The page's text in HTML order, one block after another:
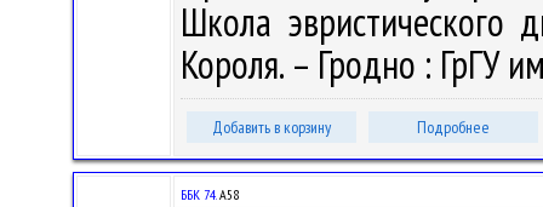
Школа
Короля. – Гродно : ГрГУ
Добавить в корзину Подробнее
ББК 74.А58